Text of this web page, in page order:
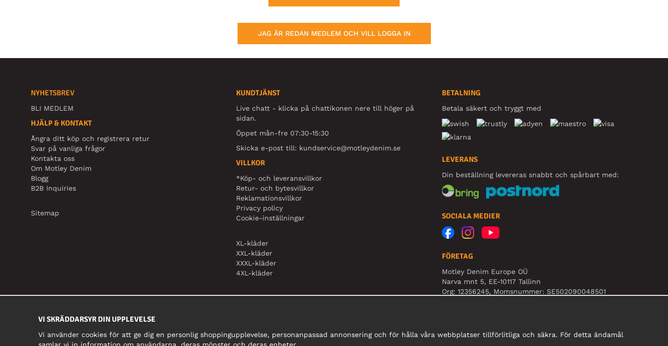
JAG ÄR REDAN MEDLEM OCH VILL LOGGA IN
NYHETSBREV
BLI MEDLEM
HJÄLP & KONTAKT
Ångra ditt köp och registrera retur
Svar på vanliga frågor
Kontakta oss
Om Motley Denim
Blogg
B2B Inquiries
Sitemap
KUNDTJÄNST
Live chatt - klicka på chattikonen nere till höger på
sidan.
Öppet mån-fre 07:30-15:30
Skicka e-post till: kundservice@motleydenim.se
VILLKOR
*Köp- och leveransvillkor
Retur- och bytesvillkor
Reklamationsvillkor
Privacy policy
Cookie-inställningar
XL-kläder
XXL-kläder
XXXL-kläder
4XL-kläder
BETALNING
Betala säkert och tryggt med
LEVERANS
Din beställning levereras snabbt och spårbart med:
SOCIALA MEDIER
FÖRETAG
Motley Denim Europe OÜ
Narva mnt 5, EE-10117 Tallinn
Org: 12356245, Momsnummer: SE502090048501
VI SKRÄDDARSYR DIN UPPLEVELSE
Vi använder cookies för att ge dig en personlig shoppingupplevelse, personanpassad annonsering och för hålla våra webbplatser tillförlitliga och säkra. För detta ändamål